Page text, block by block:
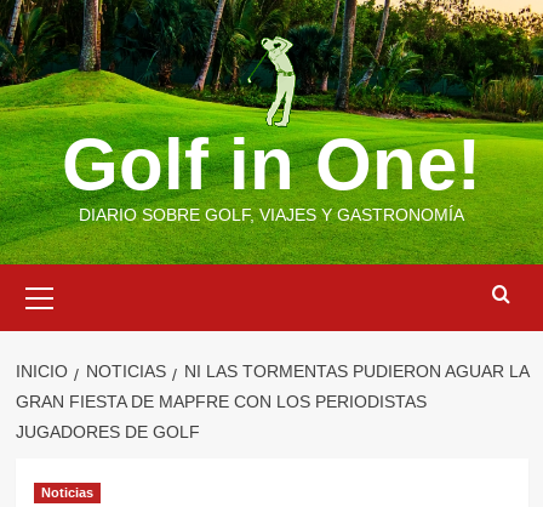
Saltar
al
contenido
Golf in One!
DIARIO SOBRE GOLF, VIAJES Y GASTRONOMÍA
primario
INICIO NOTICIAS
NI LAS TORMENTAS PUDIERON AGUAR LA
GRAN FIESTA DE MAPFRE CON LOS PERIODISTAS
JUGADORES DE GOLF
Noticias